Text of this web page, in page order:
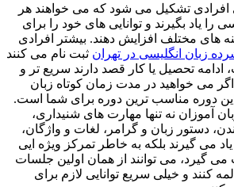
افرادی تشکیل می شود که می خواهند هر
را یاد بگیرند و توانایی های خود را برای
های مختلف افزایش دهند. بیشتر افرادی
زبان انگلیسی در تهران ثبت نام می کنند
ادامه تحصیل یا کار قصد دارند سریع تر و
اگر می خواهید در مدت زمان کوتاه زبان
این دوره مناسب ترین دوره برای شما است.
آموزان نه تنها مهارت های شنیداری،
دستور زبان و گرامر، لغات و واژگان،
می گیرند بلکه به خاطر تمرکز ویژه ایی
گیرد، می توانند از همان اولین جلسات
کنند و خیلی سریع توانایی لازم برای